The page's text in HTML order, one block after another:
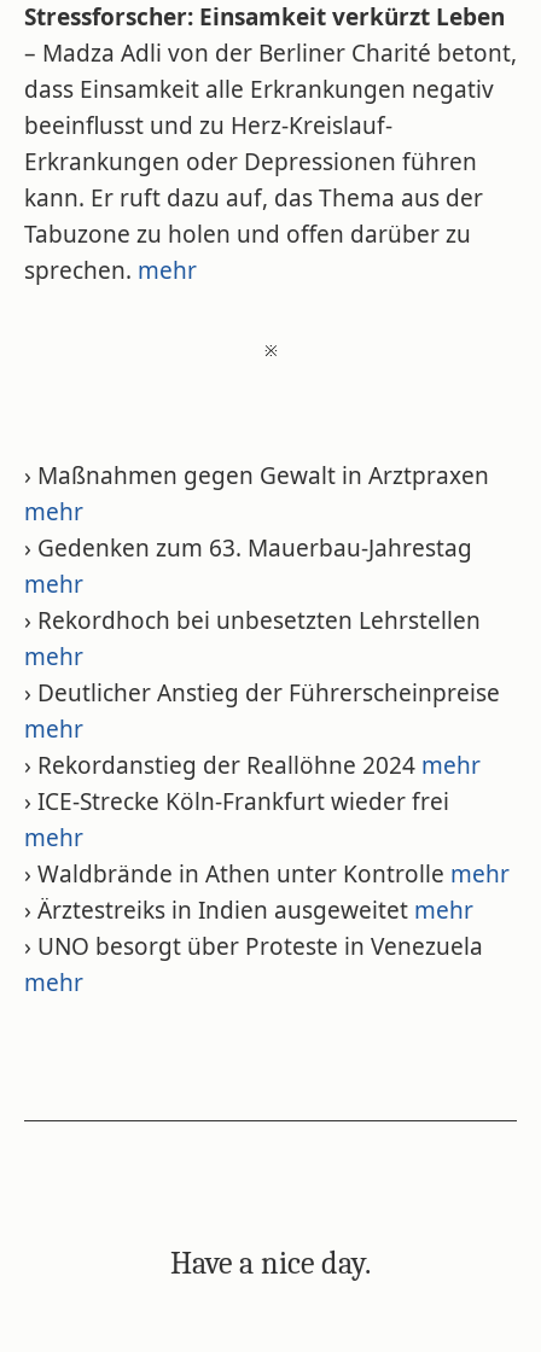
Stressforscher: Einsamkeit verkürzt Leben
– Madza Adli von der Berliner Charité betont,
dass Einsamkeit alle Erkrankungen negativ
beeinflusst und zu Herz-Kreislauf-
Erkrankungen oder Depressionen führen
kann. Er ruft dazu auf, das Thema aus der
Tabuzone zu holen und offen darüber zu
sprechen. mehr
※
› Maßnahmen gegen Gewalt in Arztpraxen
mehr
› Gedenken zum 63. Mauerbau-Jahrestag
mehr
› Rekordhoch bei unbesetzten Lehrstellen
mehr
› Deutlicher Anstieg der Führerscheinpreise
mehr
› Rekordanstieg der Reallöhne 2024 mehr
› ICE-Strecke Köln-Frankfurt wieder frei
mehr
› Waldbrände in Athen unter Kontrolle mehr
› Ärztestreiks in Indien ausgeweitet mehr
› UNO besorgt über Proteste in Venezuela
mehr
Have a nice day.